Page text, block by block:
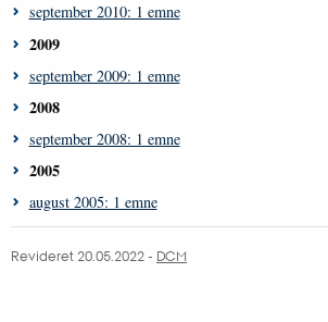
september 2010: 1 emne
2009
september 2009: 1 emne
2008
september 2008: 1 emne
2005
august 2005: 1 emne
Revideret 20.05.2022 - DCM